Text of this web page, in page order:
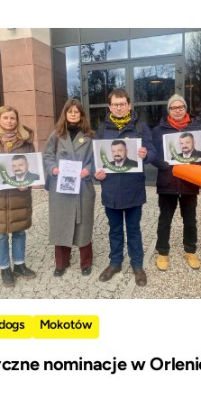
Mokotów
nominacje w